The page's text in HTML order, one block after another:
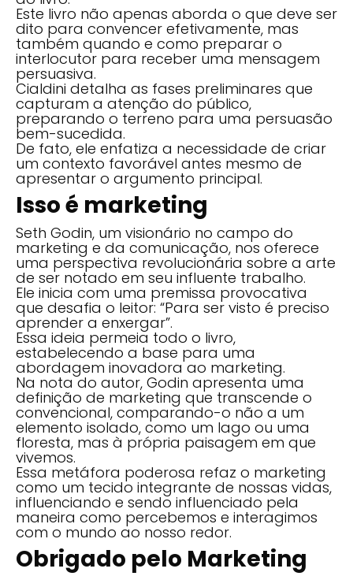
Este livro não apenas aborda o que deve ser
dito para convencer efetivamente, mas
também quando e como preparar o
interlocutor para receber uma mensagem
persuasiva.
Cialdini detalha as fases preliminares que
capturam a atenção do público,
preparando o terreno para uma persuasão
bem-sucedida.
De fato, ele enfatiza a necessidade de criar
um contexto favorável antes mesmo de
apresentar o argumento principal.
Isso é marketing
Seth Godin, um visionário no campo do
marketing e da comunicação, nos oferece
uma perspectiva revolucionária sobre a arte
de ser notado em seu influente trabalho.
Ele inicia com uma premissa provocativa
que desafia o leitor: “Para ser visto é preciso
aprender a enxergar”.
Essa ideia permeia todo o livro,
estabelecendo a base para uma
abordagem inovadora ao marketing.
Na nota do autor, Godin apresenta uma
definição de marketing que transcende o
convencional, comparando-o não a um
elemento isolado, como um lago ou uma
floresta, mas à própria paisagem em que
vivemos.
Essa metáfora poderosa refaz o marketing
como um tecido integrante de nossas vidas,
influenciando e sendo influenciado pela
maneira como percebemos e interagimos
com o mundo ao nosso redor.
Obrigado pelo Marketing